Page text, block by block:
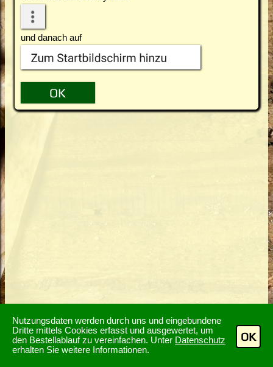
Nutzungsdaten werden durch uns und eingebundene
Dritte mittels Cookies erfasst und ausgewertet, um
den Bestellablauf zu vereinfachen. Unter Datenschutz
erhalten Sie weitere Informationen.
OK
und danach auf